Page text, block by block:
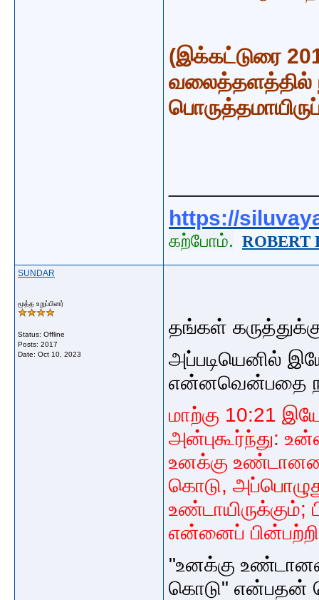
(இக்கட்டுரை
வலைத்தளத்தில்
https://
கற்போம். ROBERT
SUNDAR
மூத்த உறுப்பினர்
Status: Offline
Posts: 2017
Date: Oct 10, 2023
தங்கள்
அப்படியெனில்
என்னவென்பதை
மாற்கு 10:21
அன்புகூர்ந்து:
உனக்கு
கொடு,
உண்டாயிருக்கும்;
என்னைப்
"உனக்கு
கொடு" என்பதன்